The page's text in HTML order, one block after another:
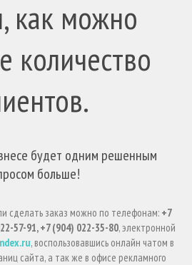
как можно
количество
будет одним решенным
больше!
сделать заказ можно по телефонам: +7
57-91, +7 (904) 022-35-80, электронной
, воспользовавшись онлайн чатом в
сайта, а так же в офисе рекламного